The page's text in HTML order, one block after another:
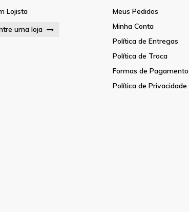
Lojista
uma loja
Meus Pedidos
Minha Conta
Política de Entregas
Política de Troca
Formas de Pagamento
Política de Privacidade